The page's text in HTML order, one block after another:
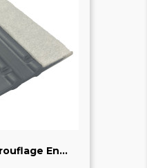
En...